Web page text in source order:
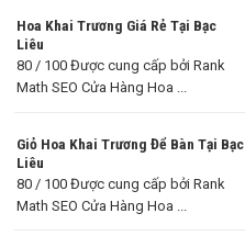
Hoa Khai Trương Giá Rẻ Tại Bạc
Liêu
80 / 100 Được cung cấp bởi Rank
Math SEO Cửa Hàng Hoa ...
Giỏ Hoa Khai Trương Để Bàn Tại Bạc
Liêu
80 / 100 Được cung cấp bởi Rank
Math SEO Cửa Hàng Hoa ...